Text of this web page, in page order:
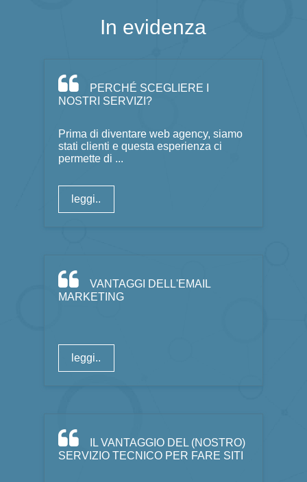
In evidenza
PERCHÉ SCEGLIERE I
NOSTRI SERVIZI?
Prima di diventare web agency, siamo
stati clienti e questa esperienza ci
permette di ...
leggi..
VANTAGGI DELL'EMAIL
MARKETING
leggi..
IL VANTAGGIO DEL (NOSTRO)
SERVIZIO TECNICO PER FARE SITI